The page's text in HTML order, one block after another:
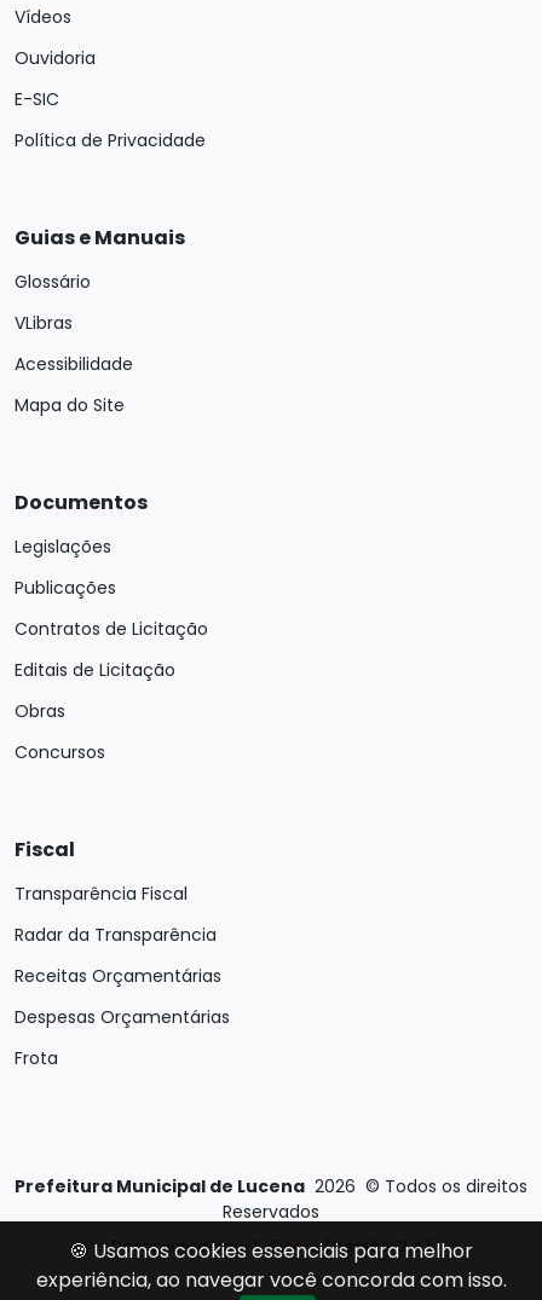
Vídeos
Ouvidoria
E-SIC
Política de Privacidade
Guias e Manuais
Glossário
VLibras
Acessibilidade
Mapa do Site
Documentos
Legislações
Publicações
Contratos de Licitação
Editais de Licitação
Obras
Concursos
Fiscal
Transparência Fiscal
Radar da Transparência
Receitas Orçamentárias
Despesas Orçamentárias
Frota
Prefeitura Municipal de Lucena 2026 © Todos os direitos
Reservados
Desenvolvido porE-Ticons| Versão: 2.4.1
🍪 Usamos cookies essenciais para melhor
experiência, ao navegar você concorda com isso.